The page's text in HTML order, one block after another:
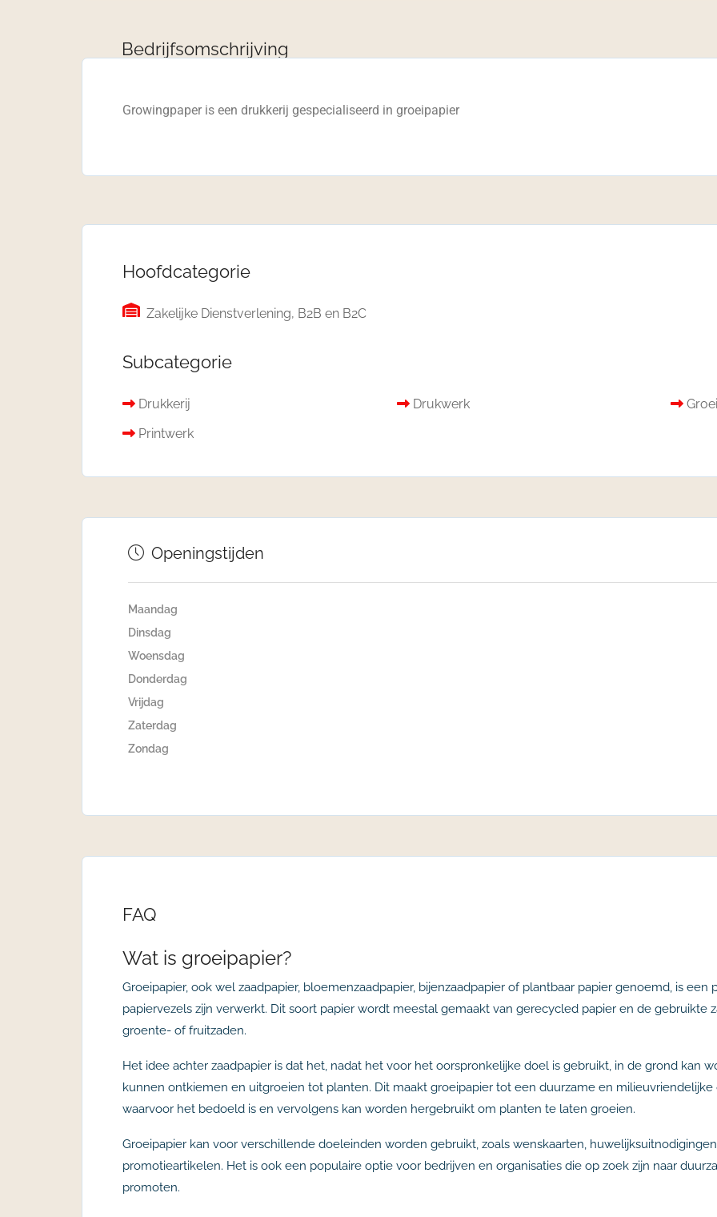
Bedrijfsomschrijving
Growingpaper is een drukkerij gespecialiseerd in groeipapier
Hoofdcategorie
Zakelijke Dienstverlening, B2B en B2C
Subcategorie
Drukkerij Drukwerk
Printwerk
Openingstijden
Maandag
Dinsdag
Woensdag
Donderdag
Vrijdag
Zaterdag
Zondag
FAQ
Wat is groeipapier?
Groeipapier, ook wel zaadpapier, bloemenzaadpapier, bijenzaadpapier of plantbaar papier genoemd, is een
papiervezels zijn verwerkt. Dit soort papier wordt meestal gemaakt van gerecycled papier en de gebruikte
groente- of fruitzaden.
Het idee achter zaadpapier is dat het, nadat het voor het oorspronkelijke doel is gebruikt, in de grond kan
kunnen ontkiemen en uitgroeien tot planten. Dit maakt groeipapier tot een duurzame en
waarvoor het bedoeld is en vervolgens kan worden hergebruikt om planten te laten groeien.
Groeipapier kan voor verschillende doeleinden worden gebruikt, zoals wenskaarten,
promotieartikelen. Het is ook een populaire optie voor bedrijven en organisaties die op zoek zijn naar
promoten.